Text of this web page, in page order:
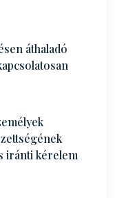
áthaladó
iránti kérelem